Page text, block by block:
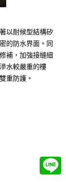
以耐候型結構矽
的防水界面。同
補，加強接縫細
水較嚴重的樓
重防護。